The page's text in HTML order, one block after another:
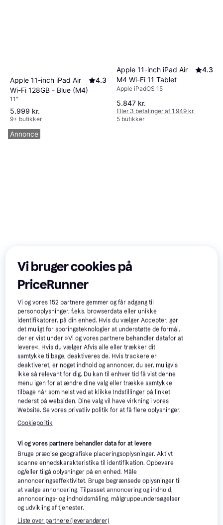
Apple 11-inch iPad Air
Wi-Fi 128GB - Blue (M4)
4.3
11"
5.999 kr.
9+ butikker
Apple 11-inch iPad Air
M4 Wi-Fi 11 Tablet
4.3
Apple iPadOS 15
5.847 kr.
Eller 3 betalinger af 1.949 kr.
5 butikker
Apple iPad Air M3
128GB, Purple
11", Apple iPadOS 18
4.898 kr.
5 butikker
(M4)
11"
5.999 kr.
9+ butikker
Annonce
Vi bruger cookies på
PriceRunner
Vi og vores152 partnere gemmer og får adgang til
personoplysninger, f.eks. browserdata eller unikke
identifikatorer, på din enhed. Hvis du vælger Accepter, gør
det muligt for sporingsteknologier at understøtte de formål,
der er vist under »Vi og vores partnere behandler datafor at
levere«. Hvis du vælger Afvis alle eller trækker dit
samtykke tilbage, deaktiveres de. Hvis trackere er
deaktiveret, er noget indhold og annoncer, du ser, muligvis
ikke så relevant for dig. Du kan til enhver tid få vist denne
menu igen for at ændre dine valg eller trække samtykke
tilbage når som helst ved at klikke Indstillinger på linket
nederst på websiden. Dine valg vil have virkning i vores
Website. Se vores privatliv politik for at få flere oplysninger.
Cookiepolitik
Vi og vores partnere behandler data for at levere
Bruge præcise geografiske placeringsoplysninger. Aktivt
scanne enhedskarakteristika til identifikation. Opbevare
og/eller tilgå oplysninger på en enhed. Måle
annonceringseffektivitet. Bruge begrænsede oplysninger til
at vælge annoncering. Tilpasset annoncering og indhold,
annoncerings- og indholdsmåling, målgruppeundersøgelser
og udvikling af tjenester.
Liste over partnere (leverandører)